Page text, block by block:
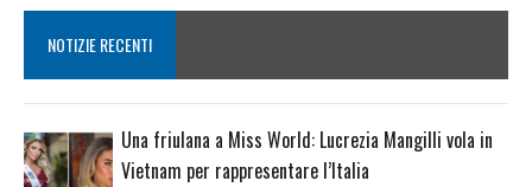
NOTIZIE RECENTI
Una friulana a Miss World: Lucrezia Mangilli vola in
Vietnam per rappresentare l’Italia